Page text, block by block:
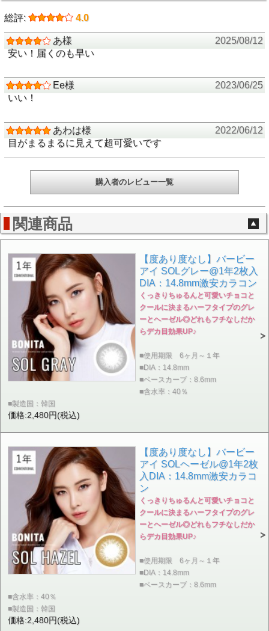
総評: 4.0
あ様
2025/08/12
安い！届くのも早い
Ee様
2023/06/25
いい！
あわは様
2022/06/12
目がまるまるに見えて超可愛いです
購入者のレビュー一覧
関連商品
【度あり度なし】バービー
アイ SOLグレー@1年2枚入
DIA：14.8mm激安カラコン
くっきりちゅるんと可愛いチョコと
クールに決まるハーフタイプのグレ
ーとヘーゼル◎どれもフチなしだか
らデカ目効果UP♪
■使用期限 6ヶ月～１年
■DIA：14.8mm
■ベースカーブ：8.6mm
■含水率：40％
■製造国：韓国
価格:2,480円(税込)
【度あり度なし】バービー
アイ SOLヘーゼル@1年2枚
入DIA：14.8mm激安カラコ
ン
くっきりちゅるんと可愛いチョコと
クールに決まるハーフタイプのグレ
ーとヘーゼル◎どれもフチなしだか
らデカ目効果UP♪
■使用期限 6ヶ月～１年
■DIA：14.8mm
■ベースカーブ：8.6mm
■含水率：40％
■製造国：韓国
価格:2,480円(税込)